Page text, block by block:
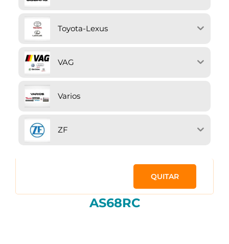
Toyota-Lexus
VAG
Varios
ZF
QUITAR
AS68RC